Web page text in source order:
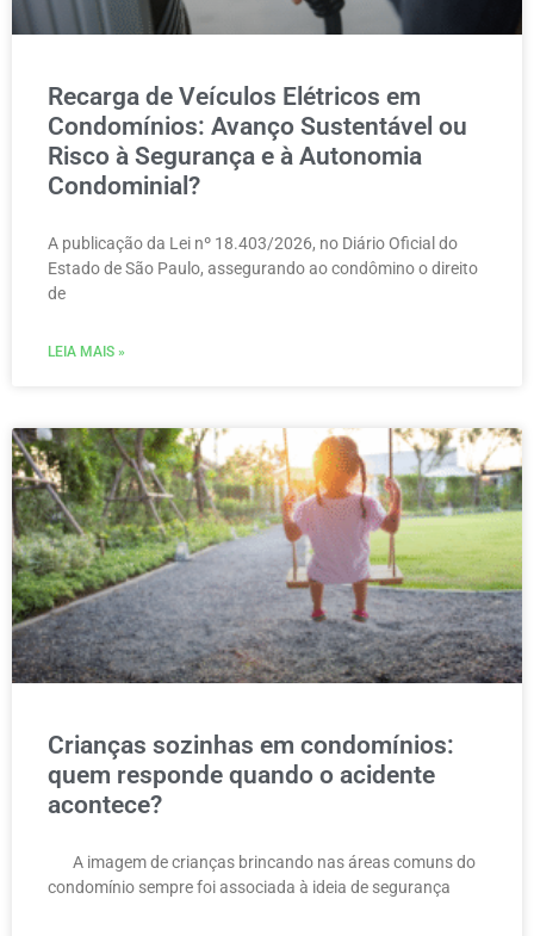
Recarga de Veículos Elétricos em
Condomínios: Avanço Sustentável ou
Risco à Segurança e à Autonomia
Condominial?
A publicação da Lei nº 18.403/2026, no Diário Oficial do
Estado de São Paulo, assegurando ao condômino o direito
de
LEIA MAIS »
Crianças sozinhas em condomínios:
quem responde quando o acidente
acontece?
A imagem de crianças brincando nas áreas comuns do
condomínio sempre foi associada à ideia de segurança